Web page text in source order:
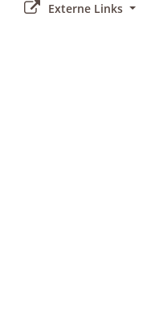
Externe Links